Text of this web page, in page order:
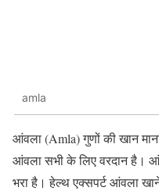
amla
आंवला (Amla) गुणों की खान
आंवला सभी के लिए वरदान है।
भरा है। हेल्थ एक्सपर्ट आंवला